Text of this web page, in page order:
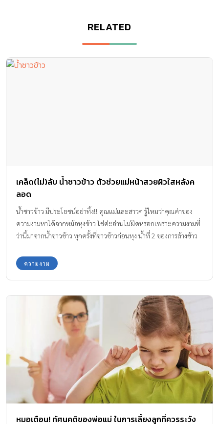
RELATED
เคล็ด(ไม่)ลับ น้ำซาวข้าว ตัวช่วยแม่หน้าสวยผิวใสหลังค
ลอด
น้ำซาวข้าว มีประโยชน์อย่าทิ้ง!! คุณแม่และสาวๆ รู้ไหมว่าคุณค่าของ
ความงามหาได้จากหม้อหุงข้าว ใช่ค่ะอ่านไม่ผิดหรอกเพราะความงามที่
ว่านี้มาจากน้ำซาวข้าว ทุกครั้งที่ซาวข้าวก่อนหุง น้ำที่ 2 ของการล้างข้าว
Kids จะพาได้หาคำตอบของความงามจากน้ำซาวข้าวกันค่ะ
ความงาม
หมอเตือน! ทัศนคติของพ่อแม่ ในการเลี้ยงลูกที่ควรระวัง